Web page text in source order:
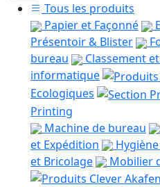
Tous les produits
Papier et Façonné
Présentoir & Blister
bureau
Classement
informatique
Ecologiques
Printing
Machine de bureau
et Expédition
et Bricolage
Mobilier